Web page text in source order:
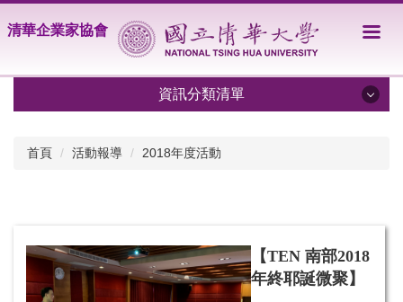
到
清華企業家協會
資訊分類清單
活動報導
TENews
首頁 活動報導 2018年度活動
【TEN 南部2018
年終耶誕微聚】